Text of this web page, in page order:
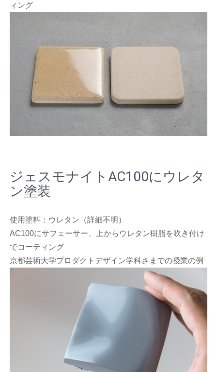
ィング
ジェスモナイトAC100にウレタ
ン塗装
使用塗料：ウレタン（詳細不明）
AC100にサフェーサー、上からウレタン樹脂を吹き付け
でコーティング
京都芸術大学プロダクトデザイン学科さまでの授業の例